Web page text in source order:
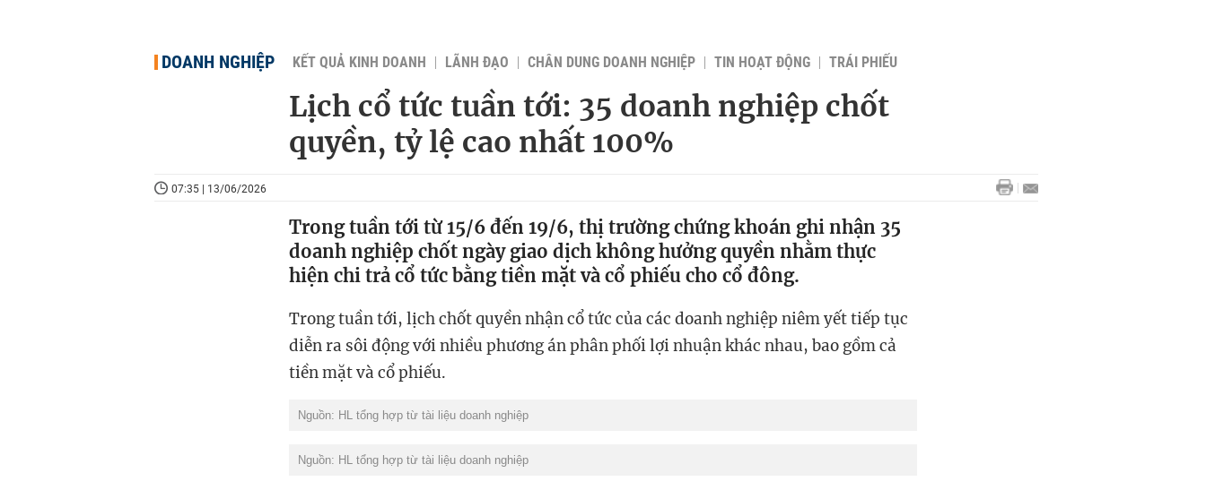
DOANH NGHIỆP KẾT QUẢ KINH DOANH LÃNH ĐẠO CHÂN DUNG DOANH NGHIỆP TIN HOẠT ĐỘNG TRÁI PHIẾU
Lịch cổ tức tuần tới: 35 doanh nghiệp chốt
quyền, tỷ lệ cao nhất 100%
07:35 | 13/06/2026
Trong tuần tới từ 15/6 đến 19/6, thị trường chứng khoán ghi nhận 35
doanh nghiệp chốt ngày giao dịch không hưởng quyền nhằm thực
hiện chi trả cổ tức bằng tiền mặt và cổ phiếu cho cổ đông.
Trong tuần tới, lịch chốt quyền nhận cổ tức của các doanh nghiệp niêm yết tiếp tục
diễn ra sôi động với nhiều phương án phân phối lợi nhuận khác nhau, bao gồm cả
tiền mặt và cổ phiếu.
Nguồn: HL tổng hợp từ tài liệu doanh nghiệp
Nguồn: HL tổng hợp từ tài liệu doanh nghiệp